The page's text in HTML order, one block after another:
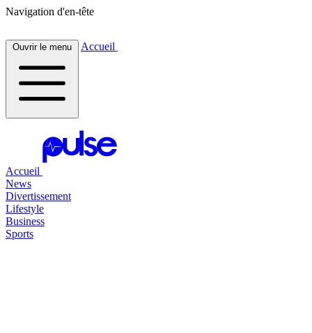
Navigation d'en-tête
Ouvrir le menu Accueil
Accueil
News
Divertissement
Lifestyle
Business
Sports